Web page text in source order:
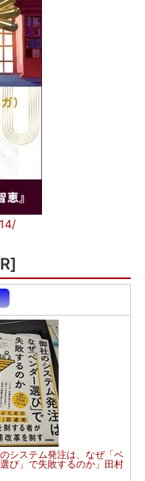
のシステム発注は、なぜ「ベ
び」で失敗するのか」田村